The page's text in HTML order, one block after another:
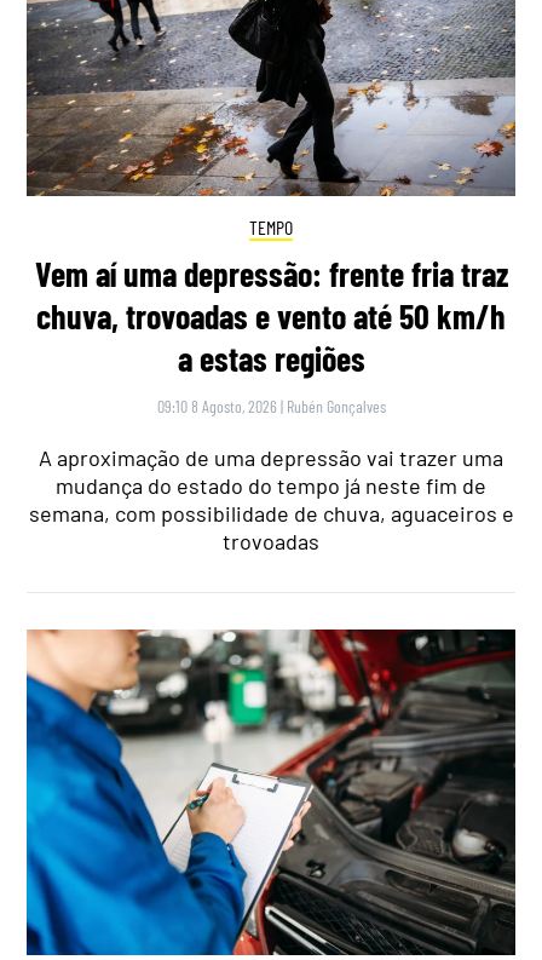
TEMPO
Vem aí uma depressão: frente fria traz
chuva, trovoadas e vento até 50 km/h
a estas regiões
09:10 8 Agosto, 2026 | Rubén Gonçalves
A aproximação de uma depressão vai trazer uma
mudança do estado do tempo já neste fim de
semana, com possibilidade de chuva, aguaceiros e
trovoadas